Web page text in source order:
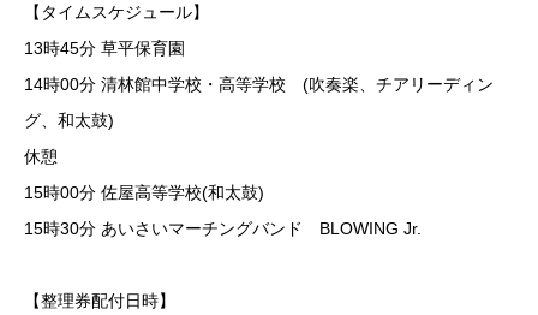
【タイムスケジュール】
13時45分 草平保育園
14時00分 清林館中学校・高等学校 (吹奏楽、チアリーディン
グ、和太鼓)
休憩
15時00分 佐屋高等学校(和太鼓)
15時30分 あいさいマーチングバンド BLOWING Jr.
【整理券配付日時】